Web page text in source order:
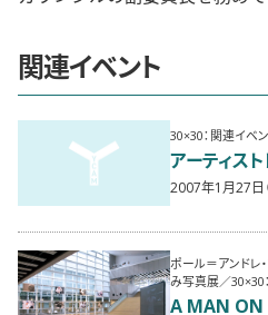
関連イベント
30×30：関連イベ
アーティス
2007年1月27日
ポール＝アンドレ
み写真展／30×30
A MAN ON